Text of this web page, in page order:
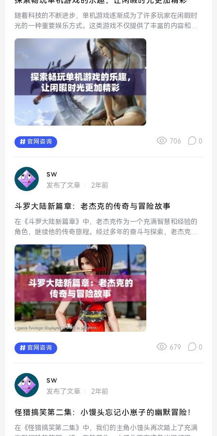
随着科技的不断进步，单机游戏逐渐成为了许多玩家在闲暇时
光的一种重要娱乐方式。这类游戏不仅提供了丰富的内容和精
乐趣。不同于联网游戏需要与他人互动，单机游戏的自由度让
官网咨询 706 0
sw
发布了文章 2年前
斗罗大陆新篇章：老杰克的传奇与冒险故事
在《斗罗大陆新篇章》中，老杰克作为一个充满智慧和经验的
角色，继续他的传奇旅程。经过多年的奋斗与探索，老杰克不
为了一代宗师。在这一篇章中，老杰克将面临前所未有的挑战
与诱惑，...
官网咨询 679 0
sw
发布了文章 2年前
怪猎搞笑第二集：小馒头忘记小崽子的幽默冒险！
在《怪猎搞笑第二集》中，我们的主角小馒头再次踏上了充满